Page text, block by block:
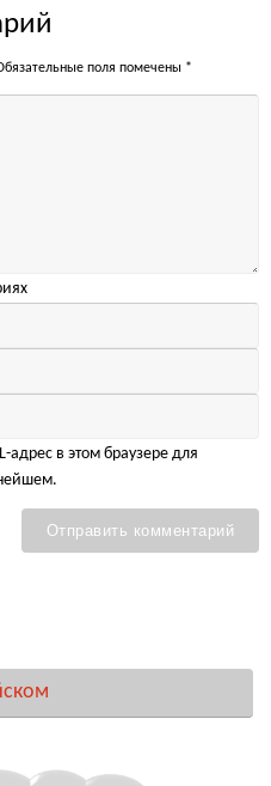
поля помечены *
адрес в этом браузере для